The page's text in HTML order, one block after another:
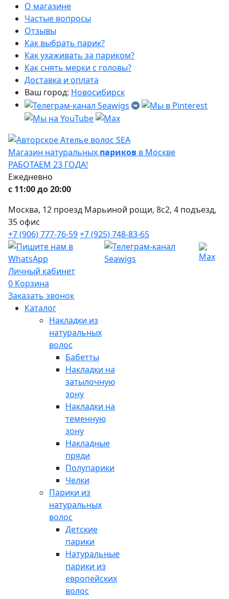
О магазине
Частые вопросы
Отзывы
Как выбрать парик?
Как ухаживать за париком?
Как снять мерки с головы?
Доставка и оплата
Ваш город: Новосибирск
Магазин натуральных париков в Москве
РАБОТАЕМ 23 ГОДА!
Ежедневно
с 11:00 до 20:00
Москва, 12 проезд Марьиной рощи, 8с2, 4 подъезд,
35 офис
+7 (906) 777-76-59+7 (925) 748-83-65
Личный кабинет
0 Корзина
Заказать звонок
Каталог
Накладки из
натуральных
волос
Бабетты
Накладки на
затылочную
зону
Накладки на
теменную
зону
Накладные
пряди
Полупарики
Челки
Парики из
натуральных
волос
Детские
парики
Натуральные
парики из
европейских
волос